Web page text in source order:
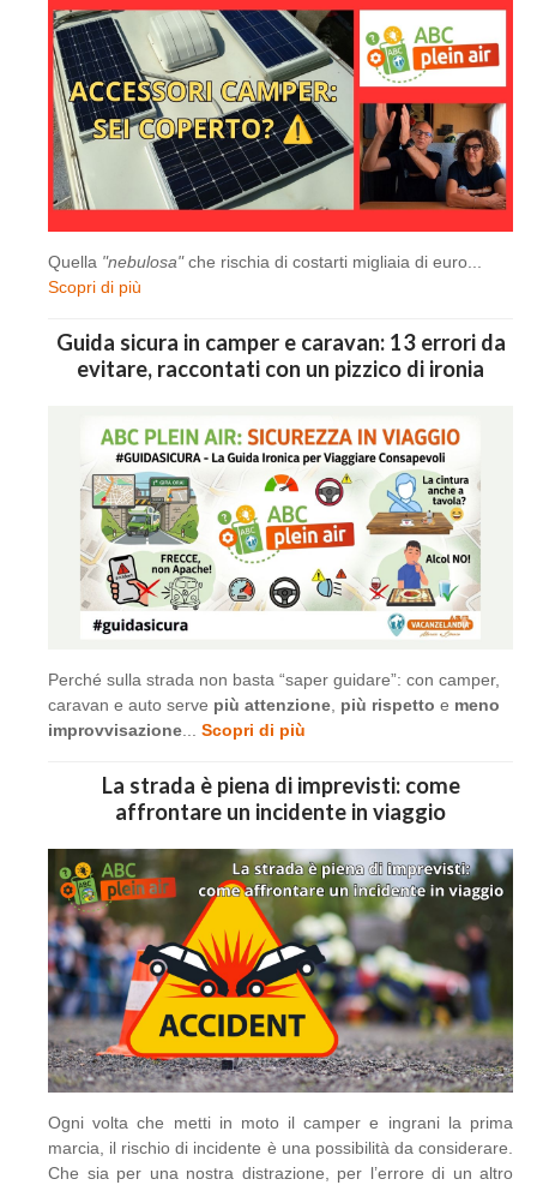
Quella "nebulosa"che rischia di costarti migliaia di euro...
Scopri di più
Guida sicura in camper e caravan: 13 errori da
evitare, raccontati con un pizzico di ironia
Perché sulla strada non basta “saper guidare”: con camper,
caravan e auto serve più attenzione più rispetto e meno
improvvisazione
Scopri di più
La strada è piena di imprevisti: come
affrontare un incidente in viaggio
Ogni volta che metti in moto il camper e ingrani la prima
marcia, il rischio di incidente è una possibilità da considerare.
Che sia per una nostra distrazione, per l’errore di un altro